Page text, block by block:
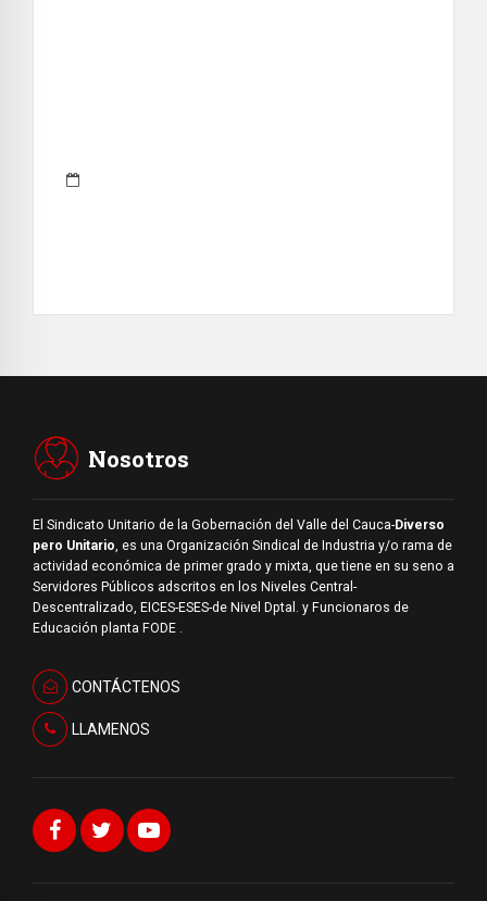
Nosotros
El Sindicato Unitario de la Gobernación del Valle del Cauca-Diverso
pero Unitario, es una Organización Sindical de Industria y/o rama de
actividad económica de primer grado y mixta, que tiene en su seno a
Servidores Públicos adscritos en los Niveles Central-
Descentralizado, EICES-ESES-de Nivel Dptal. y Funcionaros de
Educación planta FODE .
CONTÁCTENOS
LLAMENOS